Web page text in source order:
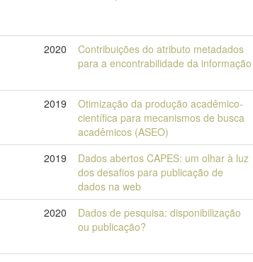
2020
Contribuições do atributo metadados
para a encontrabilidade da informação
2019
Otimização da produção acadêmico-
científica para mecanismos de busca
acadêmicos (ASEO)
2019
Dados abertos CAPES: um olhar à luz
dos desafios para publicação de
dados na web
2020
Dados de pesquisa: disponibilização
ou publicação?